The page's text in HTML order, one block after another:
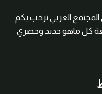
العربي نرحب بكم
كل ماهو جديد وحصري